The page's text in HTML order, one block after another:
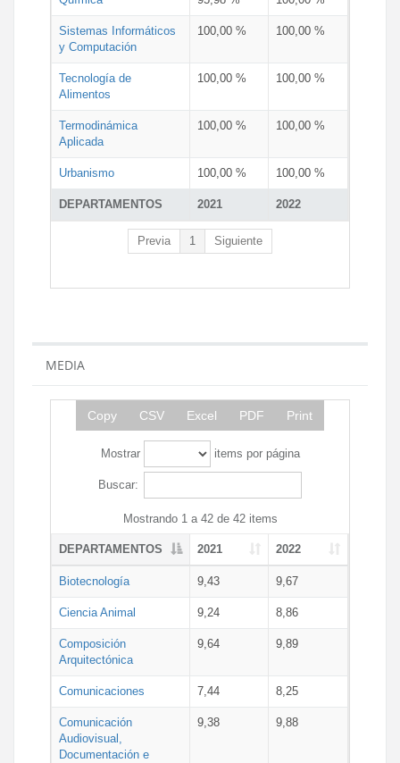
DEPARTAMENTOS 2021 2022
Sistemas Informáticos
y Computación
100,00 % 100,00 %
Tecnología de
Alimentos
100,00 % 100,00 %
Termodinámica
Aplicada
100,00 % 100,00 %
Urbanismo 100,00 % 100,00 %
Previa 1 Siguiente
MEDIA
Copy CSV Excel PDF Print
Mostrar items por página
Buscar:
Mostrando 1 a 42 de 42 items
DEPARTAMENTOS 2021 2022
Biotecnología 9,43 9,67
Ciencia Animal 9,24 8,86
Composición
Arquitectónica
9,64 9,89
Comunicaciones 7,44 8,25
Comunicación
Audiovisual,
Documentación e
9,38 9,88